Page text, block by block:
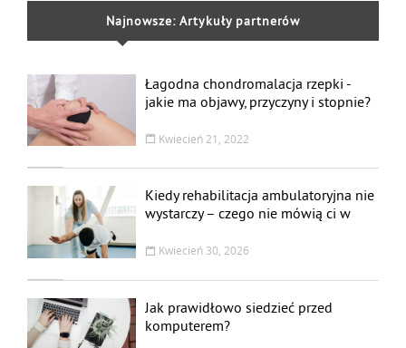
Najnowsze: Artykuły partnerów
Łagodna chondromalacja rzepki -
jakie ma objawy, przyczyny i stopnie?
Kwiecień 21, 2022
Kiedy rehabilitacja ambulatoryjna nie
wystarczy – czego nie mówią ci w
Kwiecień 30, 2026
Jak prawidłowo siedzieć przed
komputerem?